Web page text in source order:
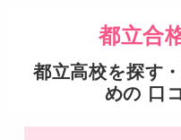
都立合
都立高校を探す
めの 口